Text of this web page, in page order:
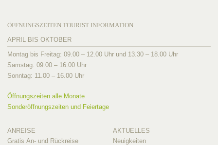
ÖFFNUNGSZEITEN TOURIST INFORMATION
APRIL BIS OKTOBER
Montag bis Freitag: 09.00 – 12.00 Uhr und 13.30 – 18.00 Uhr
Samstag: 09.00 – 16.00 Uhr
Sonntag: 11.00 – 16.00 Uhr
Öffnungszeiten alle Monate
Sonderöffnungszeiten und Feiertage
ANREISE
Gratis An- und Rückreise
AKTUELLES
Neuigkeiten